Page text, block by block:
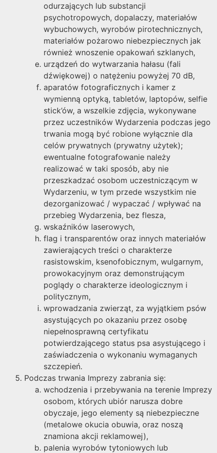
odurzających lub substancji
psychotropowych, dopalaczy, materiałów
wybuchowych, wyrobów pirotechnicznych,
materiałów pożarowo niebezpiecznych jak
również wnoszenie opakowań szklanych,
urządzeń do wytwarzania hałasu (fali
dźwiękowej) o natężeniu powyżej 70 dB,
aparatów fotograficznych i kamer z
wymienną optyką, tabletów, laptopów, selfie
stick’ów, a wszelkie zdjęcia, wykonywane
przez uczestników Wydarzenia podczas jego
trwania mogą być robione wyłącznie dla
celów prywatnych (prywatny użytek);
ewentualne fotografowanie należy
realizować w taki sposób, aby nie
przeszkadzać osobom uczestniczącym w
Wydarzeniu, w tym przede wszystkim nie
dezorganizować / wypaczać / wpływać na
przebieg Wydarzenia, bez flesza,
wskaźników laserowych,
flag i transparentów oraz innych materiałów
zawierających treści o charakterze
rasistowskim, ksenofobicznym, wulgarnym,
prowokacyjnym oraz demonstrującym
poglądy o charakterze ideologicznym i
politycznym,
wprowadzania zwierząt, za wyjątkiem psów
asystujących po okazaniu przez osobę
niepełnosprawną certyfikatu
potwierdzającego status psa asystującego i
zaświadczenia o wykonaniu wymaganych
szczepień.
Podczas trwania Imprezy zabrania się:
wchodzenia i przebywania na terenie Imprezy
osobom, których ubiór narusza dobre
obyczaje, jego elementy są niebezpieczne
(metalowe okucia obuwia, oraz noszą
znamiona akcji reklamowej),
palenia wyrobów tytoniowych lub